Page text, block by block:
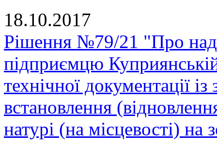
18.10.2017
Рішення №79/21 "Про
підприємцю
технічної документації
встановлення
натурі (на місцевості) на